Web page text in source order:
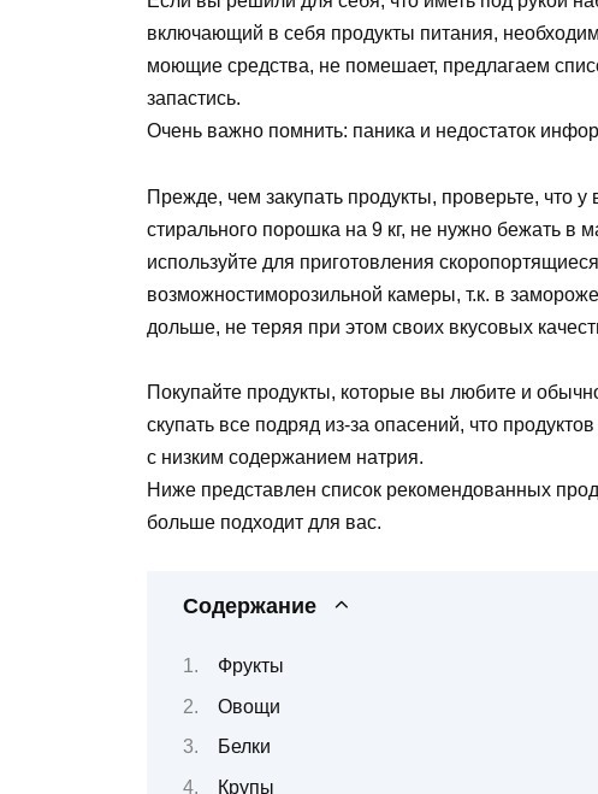
включающий в себя продукты питания,
моющие средства, не помешает, предлагаем
запастись.
Очень важно помнить: паника и недостаток
Прежде, чем закупать продукты, проверьте, что
стирального порошка на 9 кг, не нужно бежать в
используйте для приготовления
возможностиморозильной камеры, т.к. в
дольше, не теряя при этом своих вкусовых
Покупайте продукты, которые вы любите и
скупать все подряд из-за опасений, что
с низким содержанием натрия.
Ниже представлен список рекомендованных
больше подходит для вас.
Содержание
Фрукты
Овощи
Белки
Крупы